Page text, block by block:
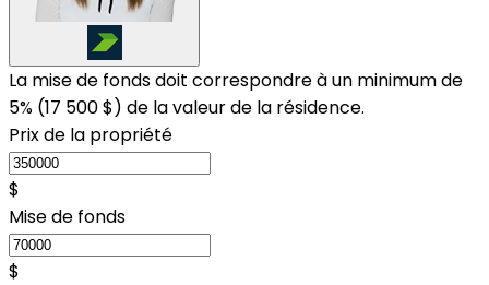
La mise de fonds doit correspondre à un minimum de
5% (17 500 $) de la valeur de la résidence.
Prix de la propriété
$
Mise de fonds
$